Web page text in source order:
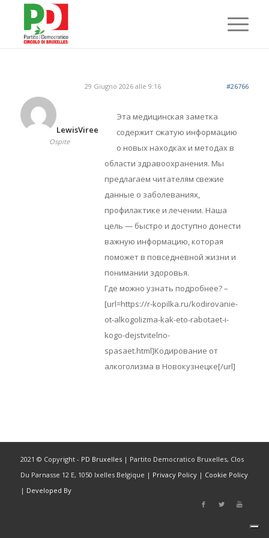
29 Giugno 2026 alle 9:16 #26766
LewisViree
Ospite
Эта медицинская заметка
содержит сжатую информацию
о новых находках и методах в
области здравоохранения. Мы
предлагаем читателям свежие
данные о заболеваниях,
профилактике и лечении. Наша
цель — быстро и доступно донести
важную информацию, которая
поможет в повседневной жизни и
понимании здоровья.
Где можно узнать подробнее? –
[url=https://r-kopilka.ru/kodirovanie-
ot-alkogolizma-kak-eto-rabotaet-i-
kogo-dejstvitelno-
spasaet.html]Кодирование от
алкоголизма в Новокузнецке[/url]
2021 © Copyright - PD Bruxelles| Partito Democratico Bruxelles, Clos
Du Parnasse 12 E, 1050 Ixelles Belgique | Privacy Policy| Cookie Policy
| Developed By